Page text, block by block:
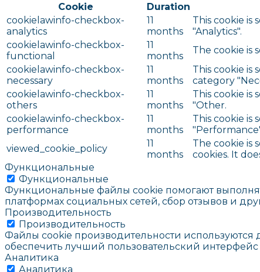
Cookie
Duration
cookielawinfo-checkbox-
analytics
11
months
This cookie is
"Analytics".
cookielawinfo-checkbox-
functional
11
months
The cookie is
cookielawinfo-checkbox-
necessary
11
months
This cookie is
category
cookielawinfo-checkbox-
others
11
months
This cookie is
"Other.
cookielawinfo-checkbox-
performance
11
months
This cookie is
viewed_cookie_policy
11
months
The cookie is
cookies. It
Функциональные
Функциональные
Функциональные файлы cookie помогают
платформах социальных сетей, сбор отзывов и
Производительность
Производительность
Файлы cookie производительности используются
обеспечить лучший пользовательский интерфейс
Аналитика
Аналитика